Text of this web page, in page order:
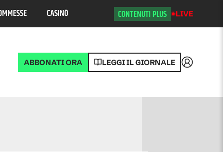
CASINÒ CONTENUTI PLUS LIVE
ABBONATI ORA LEGGI IL GIORNALE Accedi